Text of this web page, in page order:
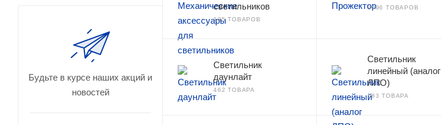
светильников
135 ТОВАРОВ
1096 ТОВАРОВ
Светильник
даунлайт
462 ТОВАРА
Светильник
линейный (аналог
ЛПО)
183 ТОВАРА
Будьте в курсе наших акций и
новостей